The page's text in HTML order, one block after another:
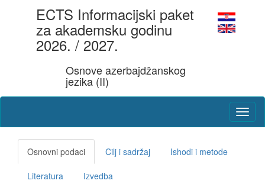
ECTS Informacijski paket
za akademsku godinu
2026. / 2027.
Osnove azerbajdžanskog
jezika (II)
Osnovni podaci Cilj i sadržaj Ishodi i metode
Literatura Izvedba